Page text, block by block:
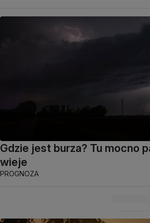
Gdzie jest burza? Tu mocno
wieje
PROGNOZA